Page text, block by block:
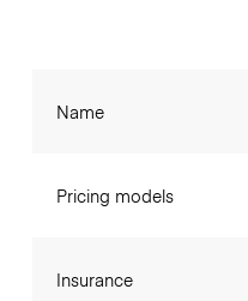
Name
Pricing models
Insurance